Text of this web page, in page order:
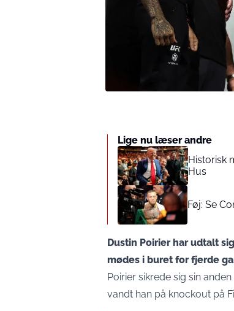
Lige nu læser andre
Historisk
Hus
Føj: Se
Dustin Poirier har udtalt
mødes i buret for fjerde
Poirier sikrede sig sin
vandt han på knockout på